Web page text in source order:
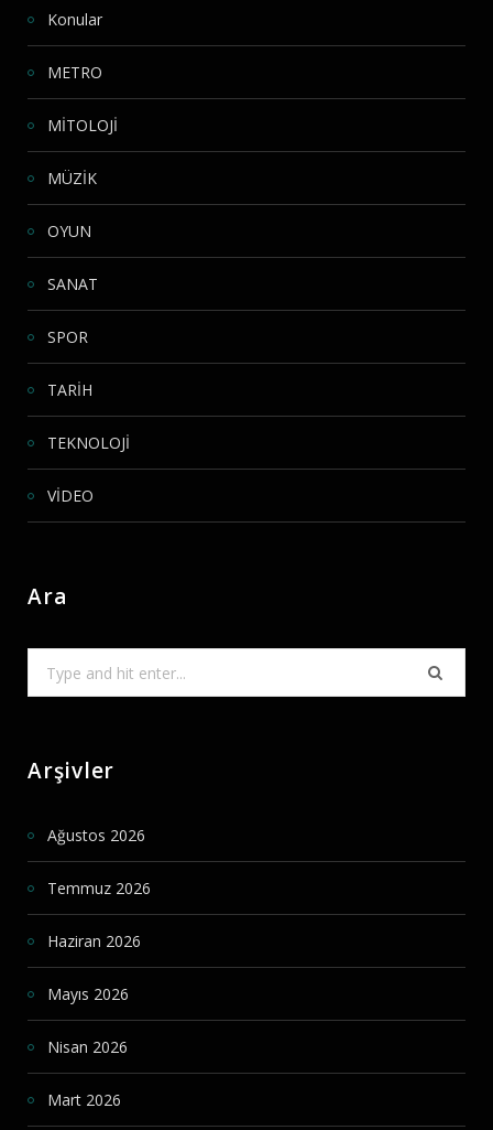
Konular
METRO
MİTOLOJİ
MÜZİK
OYUN
SANAT
SPOR
TARİH
TEKNOLOJİ
VİDEO
Ara
Arşivler
Ağustos 2026
Temmuz 2026
Haziran 2026
Mayıs 2026
Nisan 2026
Mart 2026